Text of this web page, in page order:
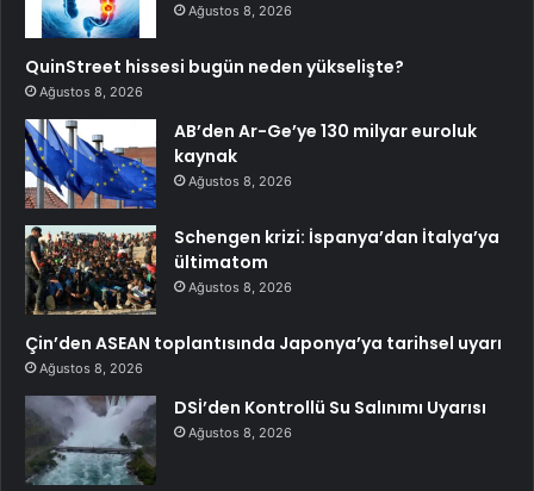
Ağustos 8, 2026
QuinStreet hissesi bugün neden yükselişte?
Ağustos 8, 2026
AB’den Ar-Ge’ye 130 milyar euroluk
kaynak
Ağustos 8, 2026
Schengen krizi: İspanya’dan İtalya’ya
ültimatom
Ağustos 8, 2026
Çin’den ASEAN toplantısında Japonya’ya tarihsel uyarı
Ağustos 8, 2026
DSİ’den Kontrollü Su Salınımı Uyarısı
Ağustos 8, 2026